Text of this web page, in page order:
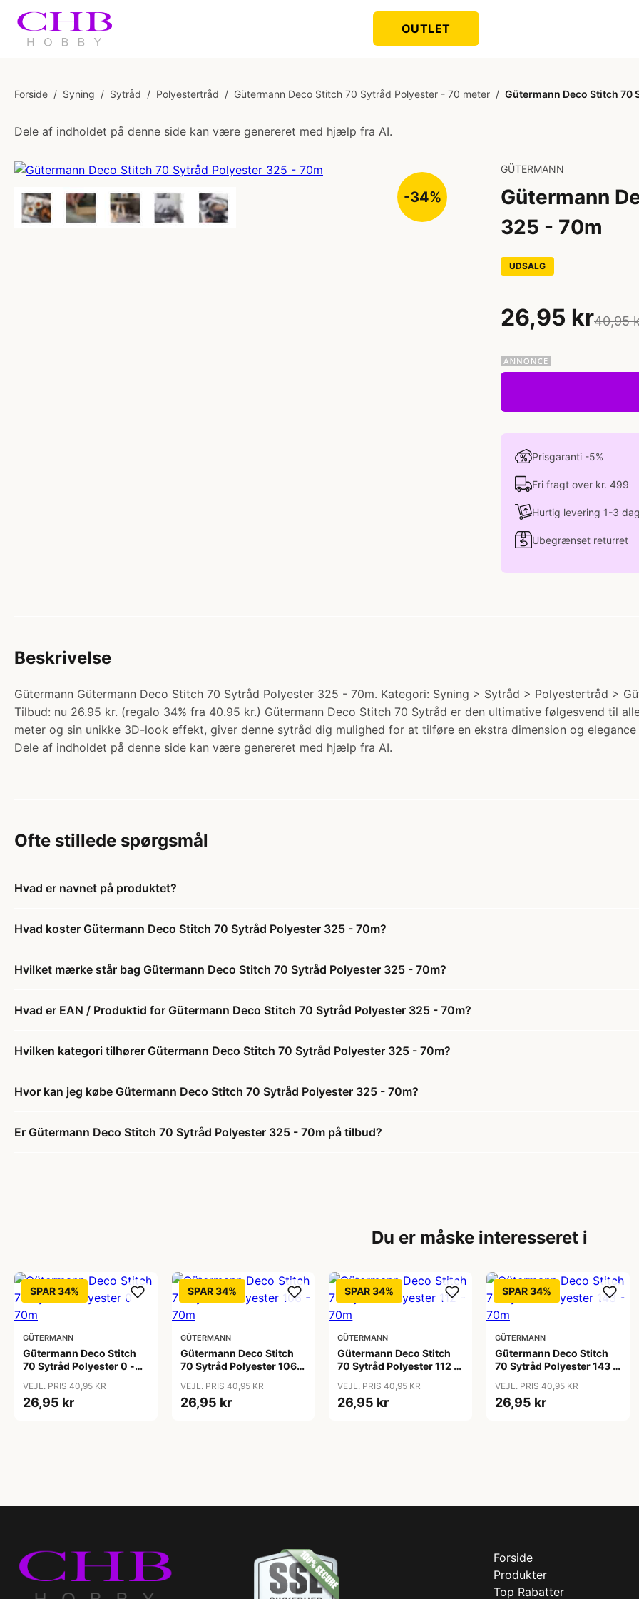
OUTLET
Forside / Syning / Sytråd / Polyestertråd / Gütermann Deco Stitch 70 Sytråd Polyester - 70 meter / Gütermann Deco Stitch 70
Dele af indholdet på denne side kan være genereret med hjælp fra AI.
-34%
GÜTERMANN
Gütermann
325 - 70m
UDSALG
26,95 kr40,95
Prisgaranti -5%
Fri fragt over kr. 499
Hurtig levering 1-3
Ubegrænset returret
Beskrivelse
Gütermann Gütermann Deco Stitch 70 Sytråd Polyester 325 - 70m. Kategori: Syning > Sytråd > Polyestertråd >
Tilbud: nu 26.95 kr. (regalo 34% fra 40.95 kr.) Gütermann Deco Stitch 70 Sytråd er den ultimative følgesvend til
meter og sin unikke 3D-look effekt, giver denne sytråd dig mulighed for at tilføre en ekstra dimension og
Dele af indholdet på denne side kan være genereret med hjælp fra AI.
Ofte stillede spørgsmål
Hvad er navnet på produktet?
Hvad koster Gütermann Deco Stitch 70 Sytråd Polyester 325 - 70m?
Hvilket mærke står bag Gütermann Deco Stitch 70 Sytråd Polyester 325 - 70m?
Hvad er EAN / Produktid for Gütermann Deco Stitch 70 Sytråd Polyester 325 - 70m?
Hvilken kategori tilhører Gütermann Deco Stitch 70 Sytråd Polyester 325 - 70m?
Hvor kan jeg købe Gütermann Deco Stitch 70 Sytråd Polyester 325 - 70m?
Er Gütermann Deco Stitch 70 Sytråd Polyester 325 - 70m på tilbud?
Du er måske interesseret i
SPAR 34%
GÜTERMANN
Gütermann Deco Stitch
70 Sytråd Polyester 0 -
VEJL. PRIS 40,95 KR
26,95 kr
SPAR 34%
GÜTERMANN
Gütermann Deco Stitch
70 Sytråd Polyester 106 -
VEJL. PRIS 40,95 KR
26,95 kr
SPAR 34%
GÜTERMANN
Gütermann Deco Stitch
70 Sytråd Polyester 112 -
VEJL. PRIS 40,95 KR
26,95 kr
SPAR 34%
GÜTERMANN
Gütermann Deco Stitch
70 Sytråd Polyester 143 -
VEJL. PRIS 40,95 KR
26,95 kr
Forside
Produkter
Top Rabatter